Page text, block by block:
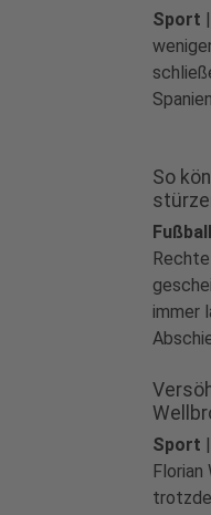
Sport |
So
Fußball
immer
Sport |